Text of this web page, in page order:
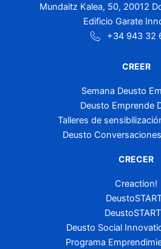
Mundaitz Kalea, 50, 20012
Edificio Garate
+34 943 32
CREER
Semana Deusto
Deusto Emprende
Talleres de
Deusto
CRECER
Creaction!
Deusto Social
Programa